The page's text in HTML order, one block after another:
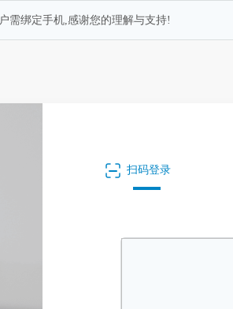
需绑定手机,感谢您的理解与支持!
扫码登录